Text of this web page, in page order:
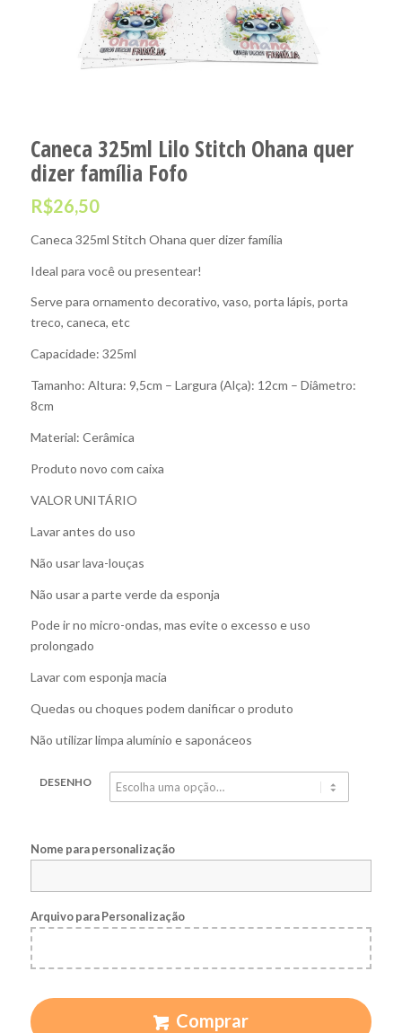
Caneca 325ml Lilo Stitch Ohana quer
dizer família Fofo
R$26,50
Caneca 325ml Stitch Ohana quer dizer família
Ideal para você ou presentear!
Serve para ornamento decorativo, vaso, porta lápis, porta
treco, caneca, etc
Capacidade: 325ml
Tamanho: Altura: 9,5cm – Largura (Alça): 12cm – Diâmetro:
8cm
Material: Cerâmica
Produto novo com caixa
VALOR UNITÁRIO
Lavar antes do uso
Não usar lava-louças
Não usar a parte verde da esponja
Pode ir no micro-ondas, mas evite o excesso e uso
prolongado
Lavar com esponja macia
Quedas ou choques podem danificar o produto
Não utilizar limpa alumínio e saponáceos
DESENHO
Nome para personalização
Arquivo para Personalização
Comprar